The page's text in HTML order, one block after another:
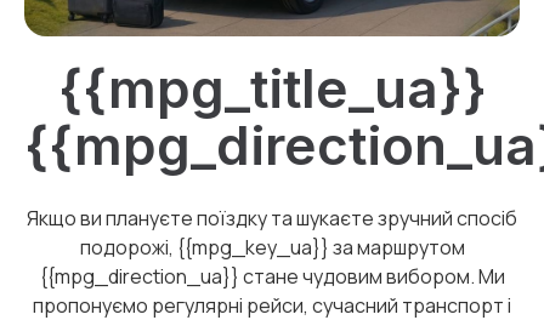
{{mpg_title_ua}}
Якщо ви плануєте поїздку та шукаєте зручний спосіб
подорожі, {{mpg_key_ua}} за маршрутом
{{mpg_direction_ua}} стане чудовим вибором. Ми
пропонуємо регулярні рейси, сучасний транспорт і